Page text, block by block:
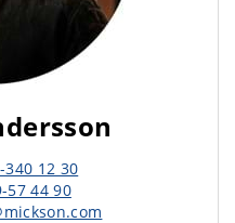
340 12 30
57 44 90